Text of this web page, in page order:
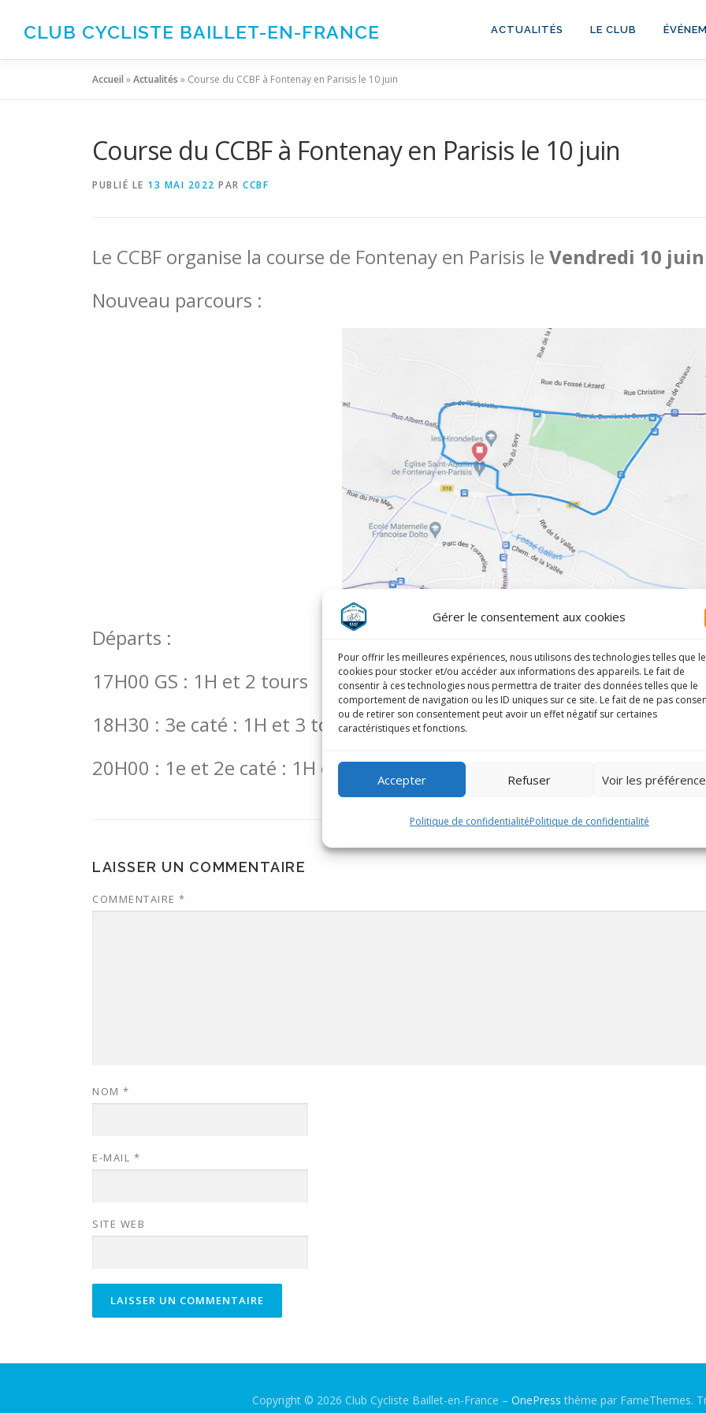
Gérer le consentement aux cookies
Pour offrir les meilleures expériences, nous utilisons des technologies telles que
cookies pour stocker et/ou accéder aux informations des appareils. Le fait de
consentir à ces technologies nous permettra de traiter des données telles que le
comportement de navigation ou les ID uniques sur ce site. Le fait de ne pas
ou de retirer son consentement peut avoir un effet négatif sur certaines
caractéristiques et fonctions.
Accepter Refuser Voir les
Politique de confidentialitéPolitique de confidentialité
CLUB CYCLISTE BAILLET-EN-FRANCE ACTUALITÉS LE CLUB
Accueil »Actualités » Course du CCBF à Fontenay en Parisis le 10 juin
Course du CCBF à Fontenay en Parisis le 10 juin
PUBLIÉ LE 13 MAI 2022 PAR CCBF
Le CCBF organise la course de Fontenay en Parisis le Vendredi 10 juin
Nouveau parcours :
Départs :
17H00 GS : 1H et 2 tours
18H30 : 3e caté : 1H et 3 tours
20H00 : 1e et 2e caté : 1H et 4 tours
LAISSER UN COMMENTAIRE
COMMENTAIRE *
NOM *
E-MAIL *
SITE WEB
Copyright © 2026 Club Cycliste Baillet-en-France – OnePress thème par FameThemes.